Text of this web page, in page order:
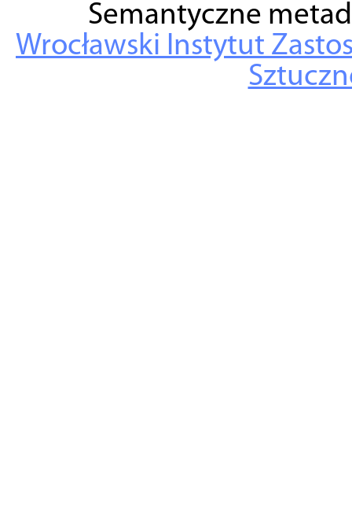
Semantyczne
Wrocławski Instytut